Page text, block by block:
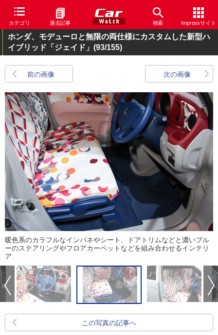
カテゴリ 過去記事 検索 Impressサイト
ホンダ、モデューロと無限の両仕様にカスタムした新型ハ
イブリッド「ジェイド」 (93/155)
前の画像 次の画像
暖色系のカラフルなインパネやシート、ドアトリムなどと濃いブル
ーのステアリングやフロアカーペットなどを組み合わせるインテリ
ア
この写真の記事へ